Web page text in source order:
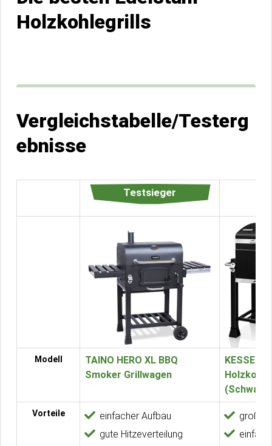
Holzkohlegrills
Vergleichstabelle/Testerg
ebnisse
Testsieger
Modell
TAINO HERO XL BBQ
Smoker Grillwagen
Vorteile
einfacher Aufbau
gute Hitzeverteilung
große